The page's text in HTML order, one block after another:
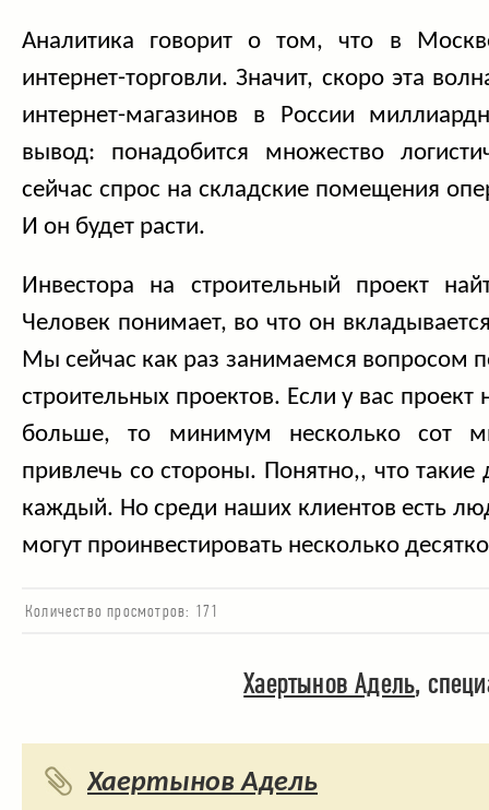
Аналитика говорит о том, что в
интернет-торговли. Значит, скоро эта
интернет-магазинов в России
вывод: понадобится множество
сейчас спрос на складские помещения
И он будет расти.
Инвестора на строительный проект
Человек понимает, во что он
Мы сейчас как раз занимаемся вопросом
строительных проектов. Если у вас
больше, то минимум несколько сот
привлечь со стороны. Понятно,, что
каждый. Но среди наших клиентов есть
могут проинвестировать несколько
Количество просмотров: 171
Хаертынов Адель,
Хаертынов Адель